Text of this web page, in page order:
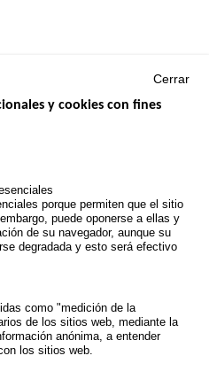
PROCEDENTES DE
DE ESTUDIOS
Cerrar
y cookies con fines
porque permiten que el sitio
puede oponerse a ellas y
de su navegador, aunque su
degradada y esto será efectivo
como "medición de la
de los sitios web, mediante la
anónima, a entender
los sitios web.